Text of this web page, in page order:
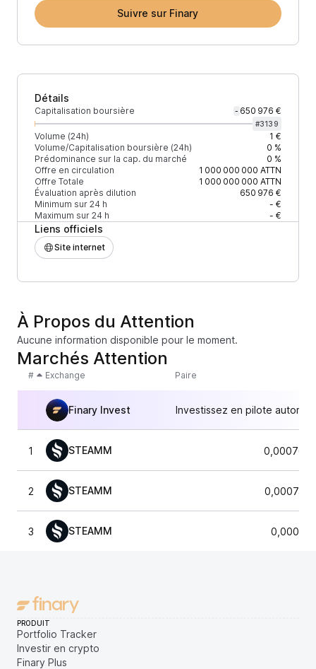
Suivre sur Finary
Détails
Capitalisation boursière - 650 976 €
#3139
Volume (24h)
1 €
Volume/Capitalisation boursière (24h)
0 %
Prédominance sur la cap. du marché
0 %
Offre en circulation
1 000 000 000 ATTN
Offre Totale
1 000 000 000 ATTN
Évaluation après dilution
650 976 €
Minimum sur 24 h
- €
Maximum sur 24 h
- €
Liens officiels
Site internet
À Propos du Attention
Aucune information disponible pour le moment.
Marchés Attention
# Exchange Paire
Finary Invest Investissez en pilote
1 STEAMM
2 STEAMM
3 STEAMM
PRODUIT
Portfolio Tracker
Investir en crypto
Finary Plus